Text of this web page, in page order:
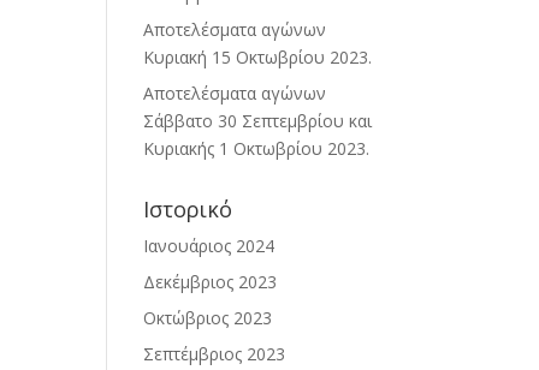
Αποτελέσματα αγώνων
Κυριακή 15 Οκτωβρίου 2023.
Αποτελέσματα αγώνων
Σάββατο 30 Σεπτεμβρίου και
Κυριακής 1 Οκτωβρίου 2023.
Ιστορικό
Ιανουάριος 2024
Δεκέμβριος 2023
Οκτώβριος 2023
Σεπτέμβριος 2023